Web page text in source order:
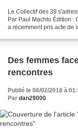
Le Collectif des 39
Par Paul Machto Édition :
a récemment pris acte de
Des femmes
rencontres
Publié le 06/02/2018 à
Par dan29000